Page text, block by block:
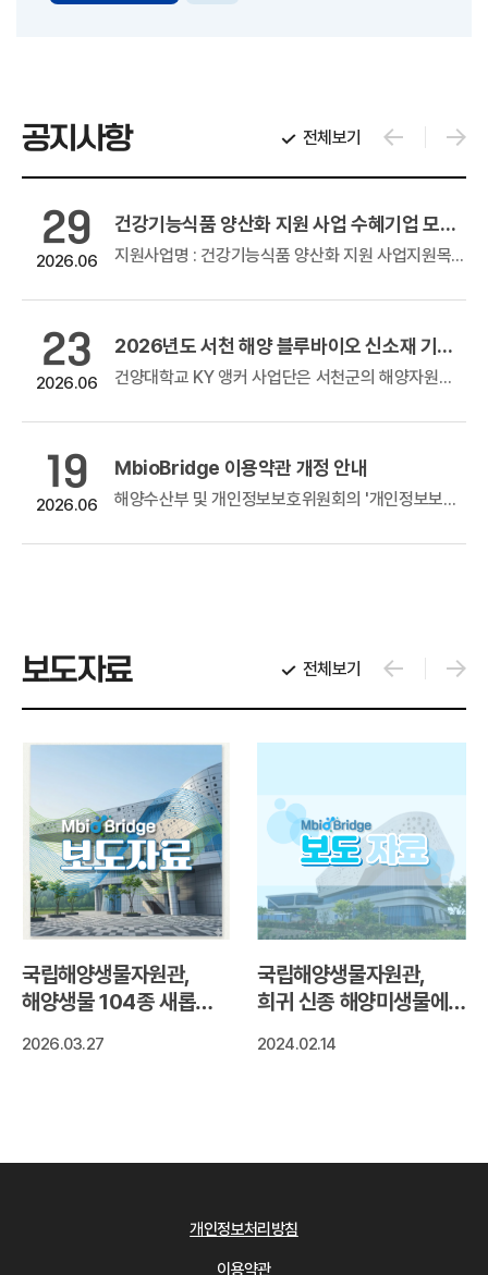
공지사항
지원)
29
2026.06
건강기능식품 양산화 지원 사업 수혜기업 모집 공고
지원사업명 : 건강기능식품 양산화 지원 사업지원목적 : GMP, HACCP 인증 등의 생산 인프라를 활용하여 건강기능식품 제조지원품목명 : 건강...
23
2026.06
2026년도 서천 해양 블루바이오 신소재 기반 관련 기술지원 및 해외진출 등 사업화 지원사업 공고
건양대학교 KY 앵커 사업단은 서천군의 해양자원과 블루바이오 잠재력을 활용, 블루바이오 융합 신산업 발굴 및 육성 추진을 위해 지역 산업의 실제...
19
2026.06
MbioBridge 이용약관 개정 안내
해양수산부 및 개인정보보호위원회의 '개인정보보호 강화를 위한 인터넷망 개인정보처리시스템 이용약관 개정 지침'에 따라, 안전성이 확보되지 않은 자...
전체보기
보도자료
국립해양생물자원관,
해양생물 104종 새롭게
2026.03.27
국립해양생물자원관,
희귀 신종 해양미생물에서
천연색소‘지아잔틴’색소
2024.02.14
전체보기
개인정보처리방침
이용약관